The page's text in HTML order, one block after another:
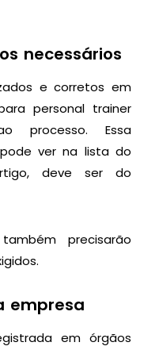
necessários
e corretos em
personal trainer
processo. Essa
ver na lista do
deve ser do
precisarão
empresa
em órgãos